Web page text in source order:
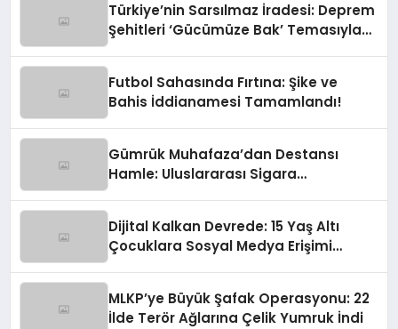
Türkiye’nin Sarsılmaz İradesi: Deprem
Şehitleri ‘Gücümüze Bak’ Temasıyla
Futbol Sahasında Fırtına: Şike ve
Bahis İddianamesi Tamamlandı!
Gümrük Muhafaza’dan Destansı
Hamle: Uluslararası Sigara
Dijital Kalkan Devrede: 15 Yaş Altı
Çocuklara Sosyal Medya Erişimi
MLKP’ye Büyük Şafak Operasyonu: 22
İlde Terör Ağlarına Çelik Yumruk İndi